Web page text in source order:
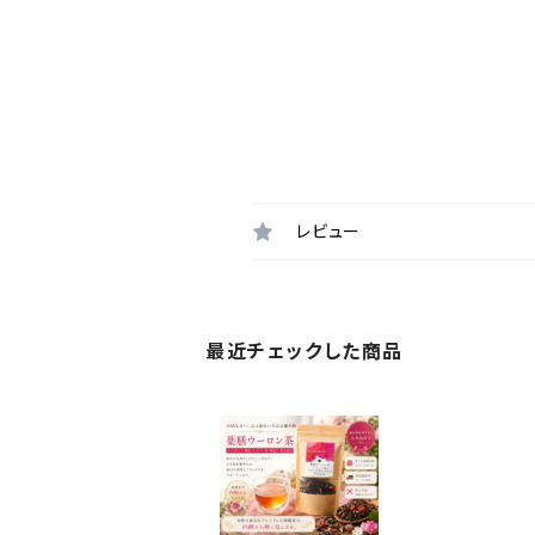
レビュー
最近チェックした商品